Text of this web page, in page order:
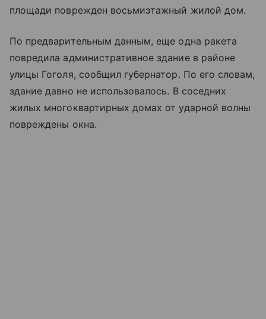
площади поврежден восьмиэтажный жилой дом.
По предварительным данным, еще одна ракета
повредила административное здание в районе
улицы Гоголя, сообщил губернатор. По его словам,
здание давно не использовалось. В соседних
жилых многоквартирных домах от ударной волны
повреждены окна.